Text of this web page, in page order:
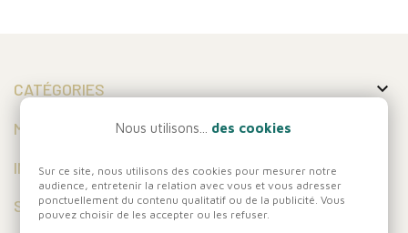
CATÉGORIES 
MON COMPTE
INFORMATIONS
SUIVEZ-NOUS
Nous utilisons... des cookies
Sur ce site, nous utilisons des cookies pour mesurer notre
audience, entretenir la relation avec vous et vous adresser
ponctuellement du contenu qualitatif ou de la publicité. Vous
pouvez choisir de les accepter ou les refuser.